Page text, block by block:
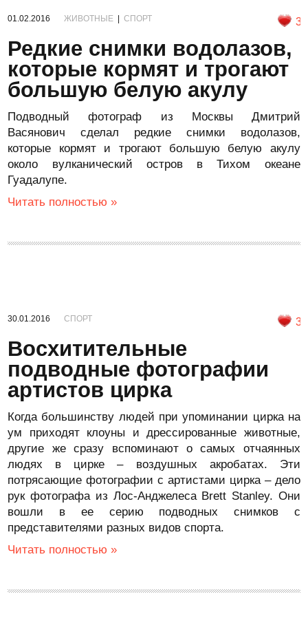
01.02.2016 ЖИВОТНЫЕ |СПОРТ 3
Редкие снимки водолазов,
которые кормят и трогают
большую белую акулу
Подводный фотограф из Москвы Дмитрий
Васянович сделал редкие снимки водолазов,
которые кормят и трогают большую белую акулу
около вулканический остров в Тихом океане
Гуадалупе.
Читать полностью »
30.01.2016 СПОРТ 3
Восхитительные
подводные фотографии
артистов цирка
Когда большинству людей при упоминании цирка на
ум приходят клоуны и дрессированные животные,
другие же сразу вспоминают о самых отчаянных
людях в цирке – воздушных акробатах. Эти
потрясающие фотографии с артистами цирка – дело
рук фотографа из Лос-Анджелеса Brett Stanley. Они
вошли в ее серию подводных снимков с
представителями разных видов спорта.
Читать полностью »